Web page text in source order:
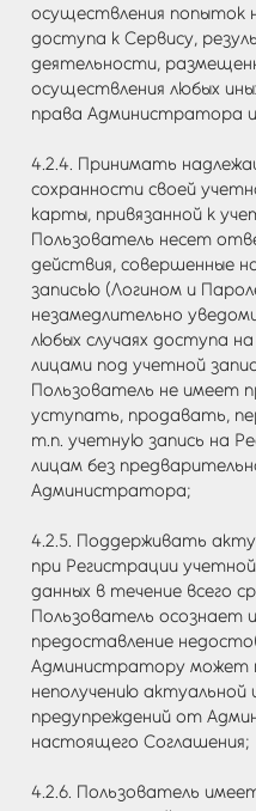
осуществления попыток
доступа к Сервису,
деятельности,
осуществления любых
права Администратора
4.2.4. Принимать
сохранности своей
карты, привязанной к
Пользователь несет
действия, совершенные
записью (Логином и
незамедлительно
любых случаях доступа
лицами под учетной
Пользователь не имеет
уступать, продавать,
т.п. учетную запись на
лицам без
Администратора;
4.2.5. Поддерживать
при Регистрации
данных в течение всего
Пользователь осознает
предоставление
Администратору может
неполучению актуальной
предупреждений от
настоящего Соглашения;
4.2.6. Пользователь